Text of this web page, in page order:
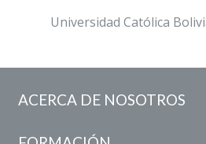
Universidad Católica
ACERCA DE NOSOTROS